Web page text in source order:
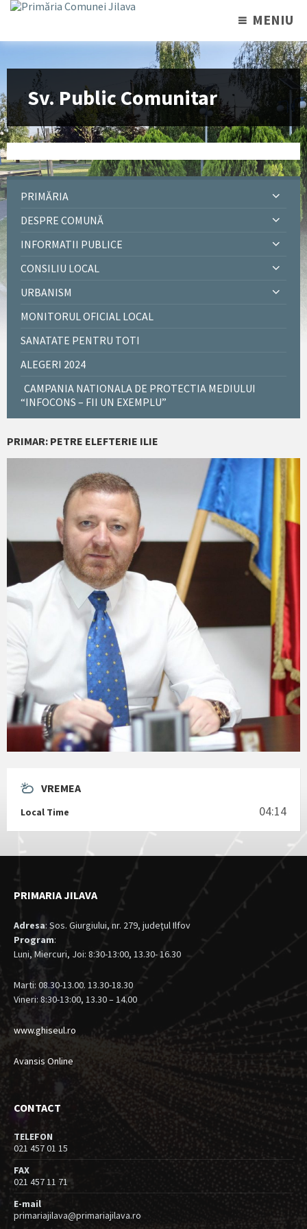
MENIU
Sv. Public Comunitar
PRIMĂRIA
DESPRE COMUNĂ
INFORMATII PUBLICE
CONSILIU LOCAL
URBANISM
MONITORUL OFICIAL LOCAL
SANATATE PENTRU TOTI
ALEGERI 2024
CAMPANIA NATIONALA DE PROTECTIA MEDIULUI
“INFOCONS – FII UN EXEMPLU”
PRIMAR: PETRE ELEFTERIE ILIE
VREMEA
Local Time 04:14
PRIMARIA JILAVA
Adresa: Sos. Giurgiului, nr. 279, judeţul Ilfov
Program:
Luni, Miercuri, Joi: 8:30-13:00, 13.30- 16.30
Marti: 08.30-13.00. 13.30-18.30
Vineri: 8:30-13:00, 13.30 – 14.00
www.ghiseul.ro
Avansis Online
CONTACT
TELEFON
021 457 01 15
FAX
021 457 11 71
E-mail
primariajilava@primariajilava.ro